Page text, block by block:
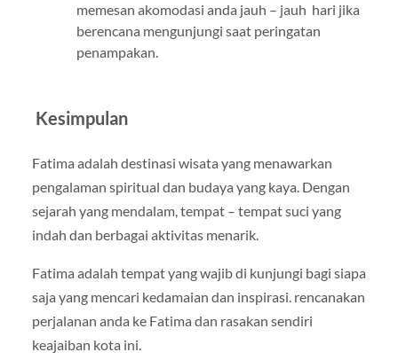
memesan akomodasi anda jauh – jauh hari jika
berencana mengunjungi saat peringatan
penampakan.
Kesimpulan
Fatima adalah destinasi wisata yang menawarkan
pengalaman spiritual dan budaya yang kaya. Dengan
sejarah yang mendalam, tempat – tempat suci yang
indah dan berbagai aktivitas menarik.
Fatima adalah tempat yang wajib di kunjungi bagi siapa
saja yang mencari kedamaian dan inspirasi. rencanakan
perjalanan anda ke Fatima dan rasakan sendiri
keajaiban kota ini.